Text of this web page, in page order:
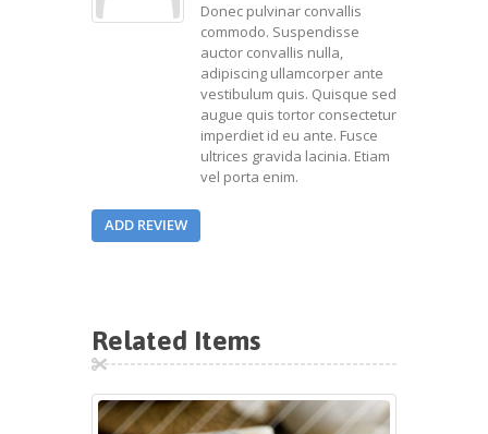
Donec pulvinar convallis
commodo. Suspendisse
auctor convallis nulla,
adipiscing ullamcorper ante
vestibulum quis. Quisque sed
augue quis tortor consectetur
imperdiet id eu ante. Fusce
ultrices gravida lacinia. Etiam
vel porta enim.
ADD REVIEW
Related Items